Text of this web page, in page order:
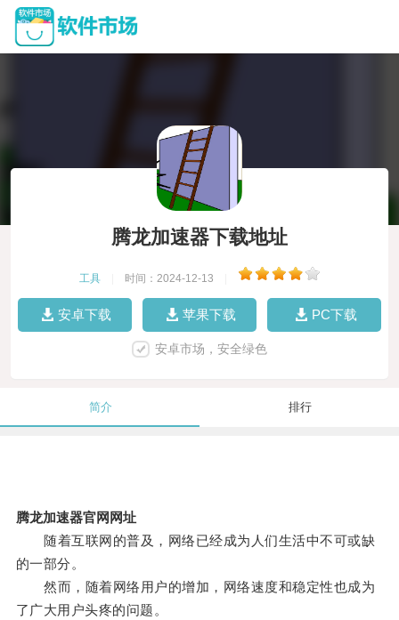
腾龙加速器下载地址
工具 时间：2024-12-13
安卓下载 苹果下载 PC下载
安卓市场，安全绿色
简介 排行
腾龙加速器官网网址
随着互联网的普及，网络已经成为人们生活中不可或缺
的一部分。
然而，随着网络用户的增加，网络速度和稳定性也成为
了广大用户头疼的问题。